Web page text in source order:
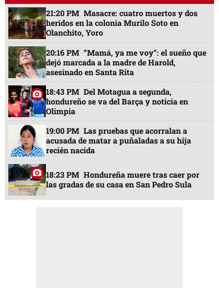
21:20 PM Masacre: cuatro muertos y dos
heridos en la colonia Murilo Soto en
Olanchito, Yoro
20:16 PM “Mamá, ya me voy”: el sueño que
dejó marcada a la madre de Harold,
asesinado en Santa Rita
18:43 PM Del Motagua a segunda,
hondureño se va del Barça y noticia en
Olimpia
19:00 PM Las pruebas que acorralan a
acusada de matar a puñaladas a su hija
recién nacida
18:23 PM Hondureña muere tras caer por
las gradas de su casa en San Pedro Sula